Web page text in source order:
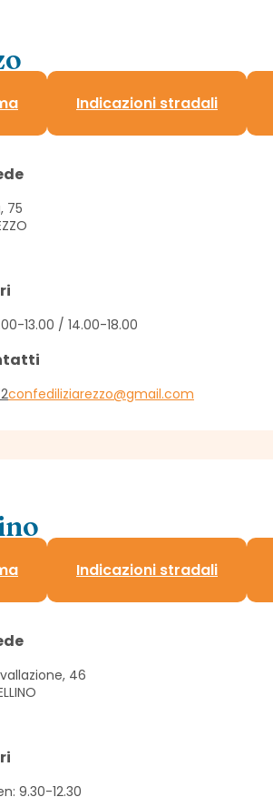
Indicazioni stradali
75
13.00 / 14.00-18.00
confediliziarezzo@gmail.com
Assindatcolf c/o Confagricoltura
Indicazioni stradali
46
9.30-12.30